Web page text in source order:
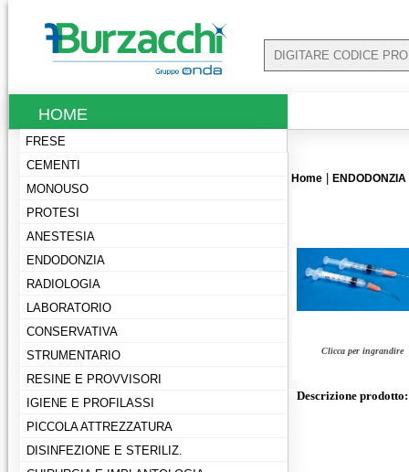
HOME
FRESE
CEMENTI
MONOUSO
PROTESI
ANESTESIA
ENDODONZIA
RADIOLOGIA
LABORATORIO
CONSERVATIVA
STRUMENTARIO
RESINE E PROVVISORI
IGIENE E PROFILASSI
PICCOLA ATTREZZATURA
DISINFEZIONE E STERILIZ.
Home ENDODONZIA
Clicca per ingrandire
Descrizione prodotto: